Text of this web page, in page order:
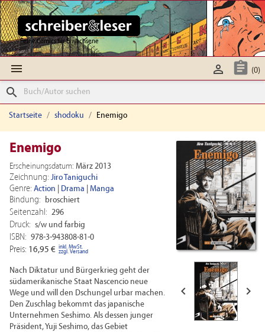
Feine Comics für Erwachsene
  (0)

search
Startseite shodoku Enemigo
 
Enemigo
Erscheinungsdatum: März 2013
Zeichnung: Jiro Taniguchi
Genre: Action Drama Manga
Bindung: broschiert
Seitenzahl: 296
Druck: s/w und farbig
ISBN: 978-3-943808-81-0
Preis: 16,95 € inkl. MwSt.
zzgl. Versand
Nach Diktatur und Bürgerkrieg geht der
südamerikanische Staat Nascencio neue
Wege und will den Dschungel urbar machen.
Den Zuschlag bekommt das japanische
Unternehmen Seshimo. Als dessen junger
Präsident, Yuji Seshimo, das Gebiet